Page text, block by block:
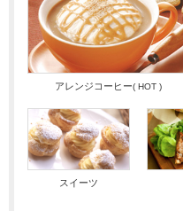
アレンジコーヒー( HOT )
スイーツ